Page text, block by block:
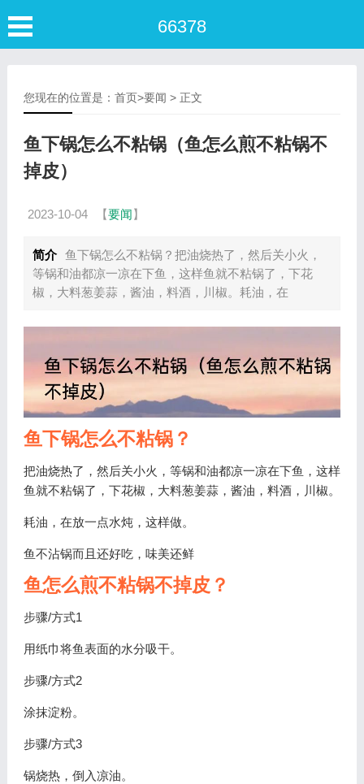
66378
您现在的位置是： 首页>要闻 > 正文
鱼下锅怎么不粘锅（鱼怎么煎不粘锅不
掉皮）
2023-10-04 【要闻】
简介 鱼下锅怎么不粘锅？把油烧热了，然后关小火，
等锅和油都凉一凉在下鱼，这样鱼就不粘锅了，下花
椒，大料葱姜蒜，酱油，料酒，川椒。耗油，在
鱼下锅怎么不粘锅？
把油烧热了，然后关小火，等锅和油都凉一凉在下鱼，这样
鱼就不粘锅了，下花椒，大料葱姜蒜，酱油，料酒，川椒。
耗油，在放一点水炖，这样做。
鱼不沾锅而且还好吃，味美还鲜
鱼怎么煎不粘锅不掉皮？
步骤/方式1
用纸巾将鱼表面的水分吸干。
步骤/方式2
涂抹淀粉。
步骤/方式3
锅烧热，倒入凉油。